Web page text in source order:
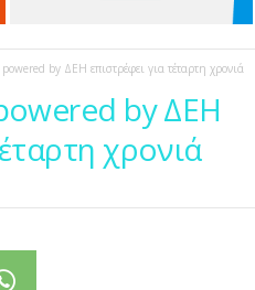
by ΔΕΗ επιστρέφει για τέταρτη χρονιά
by ΔΕΗ
χρονιά